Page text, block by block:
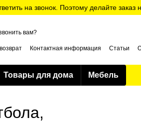
на звонок. Поэтому делайте заказ
вам?
Контактная информация Статьи
Товары для дома Мебель